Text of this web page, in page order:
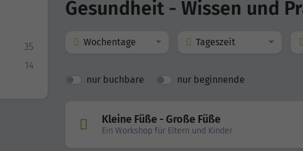
35
14
Gesundheit - Wissen und
Wochentage Tageszeit
nur buchbare nur beginnende
Kleine Füße - Große Füße
Ein Workshop für Eltern und Kinder